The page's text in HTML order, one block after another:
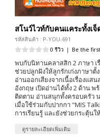
สโนว์ไวท์กับคนแคระทั้งเ
รหัสสินค้า : P-YOU-691
0 รีวิว | Be the
พบกับนิทานคลาสสิก 2 ภาษา เ
ช่วยปลูกฝังให้ลูกรักเก่งภาษา
อ่านออกเสียงจากเนื้อเรื่องแ
อังกฤษ เปิดอ่านได้ทั้ง 2 ด้าน
ติดตาม อ่านสนุกทั้งครอบครัว
เมื่อใช้ร่วมกับปากกา "MIS
การเรียนรู้ และยังช่วยกระตุ้นใ
ดูรายละเอียดเพิ่มเติม